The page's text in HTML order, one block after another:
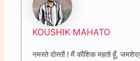
KOUSHIK MAHATO
नमस्ते दोस्तों ! मैं कौशिक महतो हूँ,